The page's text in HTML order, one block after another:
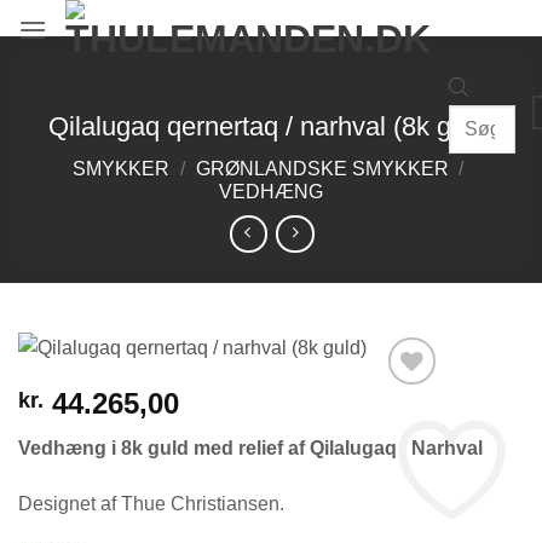
Products
search
Qilalugaq qernertaq / narhval (8k guld)
SMYKKER / GRØNLANDSKE SMYKKER /
VEDHÆNG
kr. 44.265,00
Vedhæng i 8k guld med relief af Qilalugaq / Narhval
Designet af Thue Christiansen.